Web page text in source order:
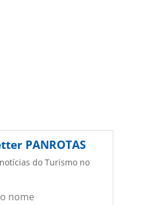
PANROTAS
do Turismo no